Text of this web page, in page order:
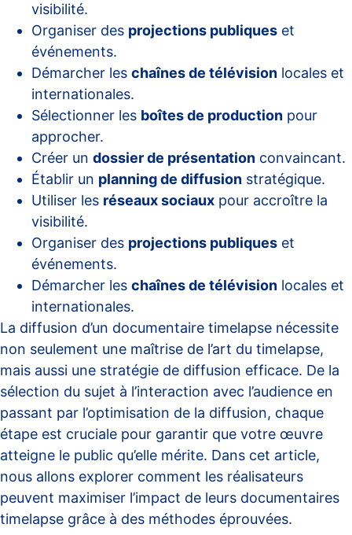
visibilité.
Organiser des projections publiques et
événements.
Démarcher les chaînes de télévision locales et
internationales.
Sélectionner les boîtes de production pour
approcher.
Créer un dossier de présentation convaincant.
Établir un planning de diffusion stratégique.
Utiliser les réseaux sociaux pour accroître la
visibilité.
Organiser des projections publiques et
événements.
Démarcher les chaînes de télévision locales et
internationales.
La diffusion d’un documentaire timelapse nécessite
non seulement une maîtrise de l’art du timelapse,
mais aussi une stratégie de diffusion efficace. De la
sélection du sujet à l’interaction avec l’audience en
passant par l’optimisation de la diffusion, chaque
étape est cruciale pour garantir que votre œuvre
atteigne le public qu’elle mérite. Dans cet article,
nous allons explorer comment les réalisateurs
peuvent maximiser l’impact de leurs documentaires
timelapse grâce à des méthodes éprouvées.